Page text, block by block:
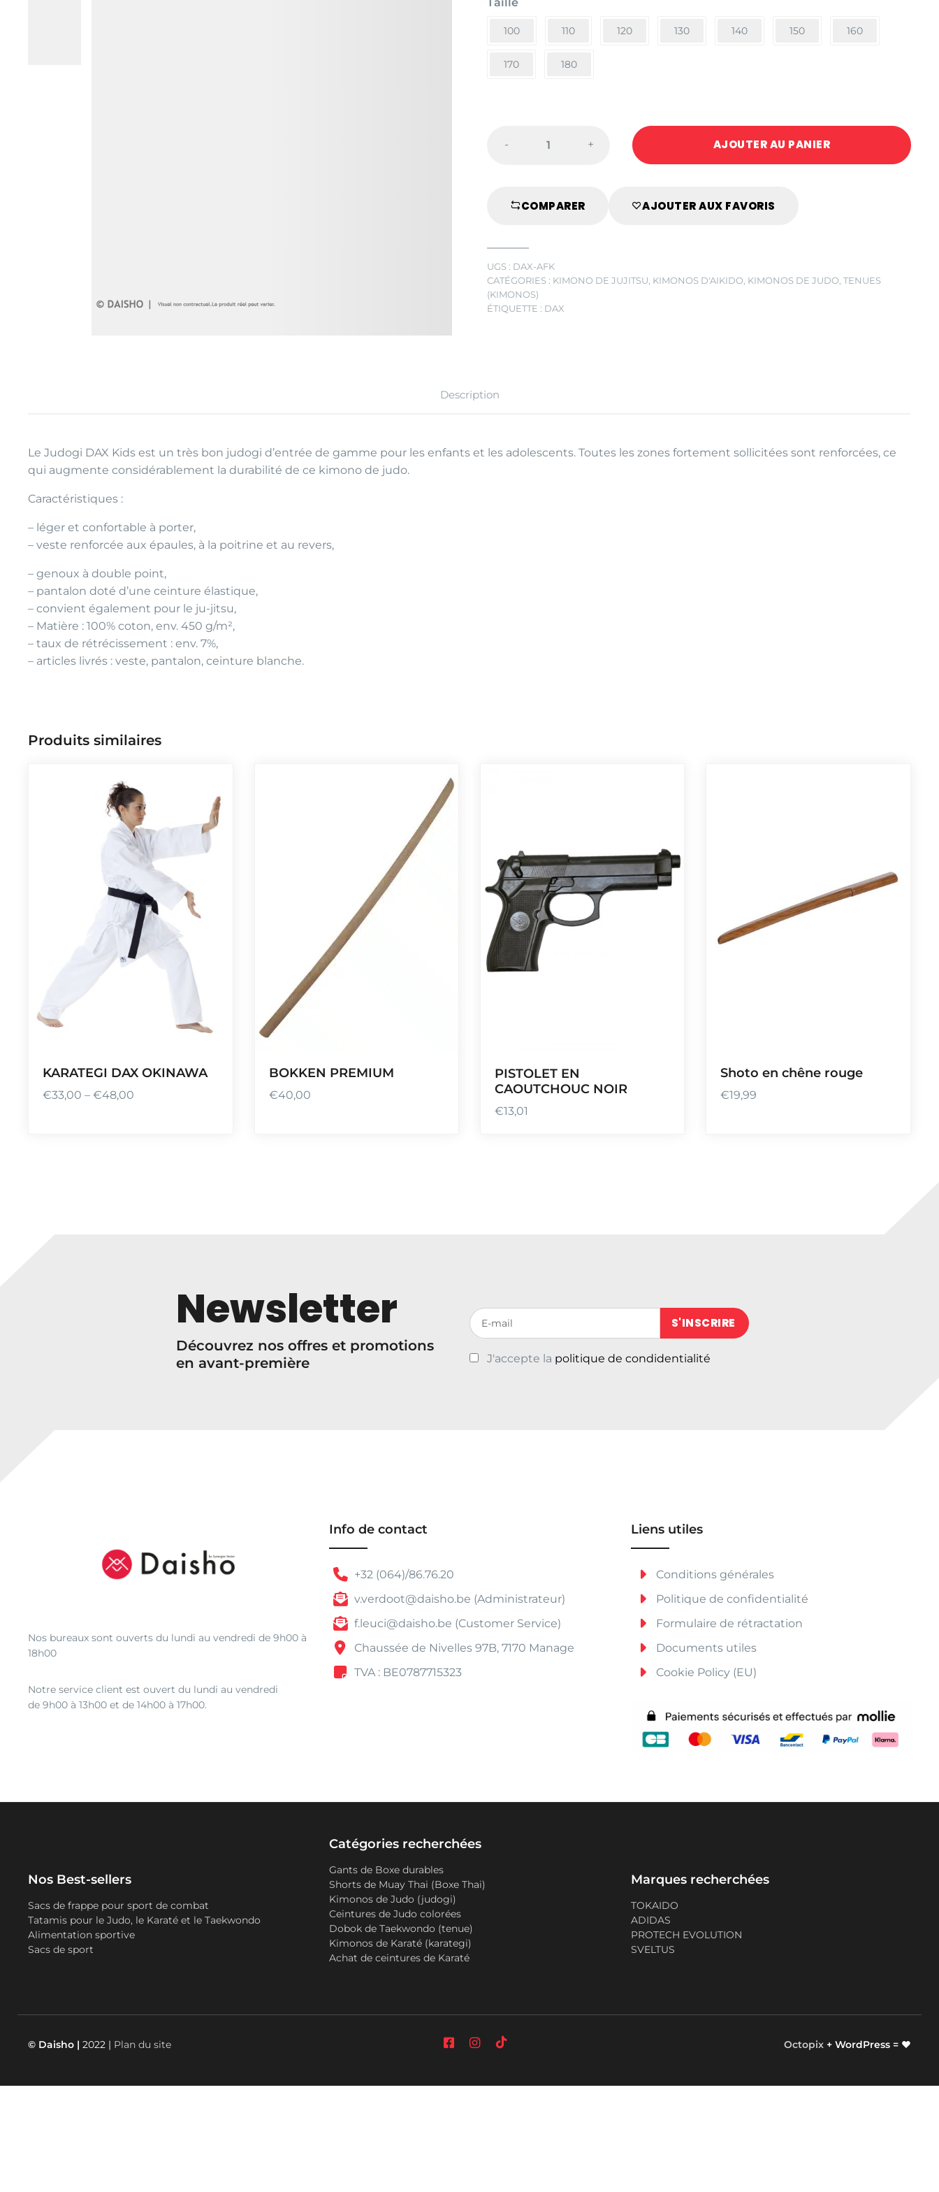
100 110 120 130 140 150 160
170 180
JUDOGI
BLANC
- + AJOUTER AU PANIER
COMPARER AJOUTER AUX FAVORIS
UGS : DAX-AFK
CATÉGORIES : KIMONO DE JUJITSU KIMONOS D'AIKIDO KIMONOS DE JUDO ,TENUES
(KIMONOS)
ÉTIQUETTE : DAX
Description
Le Judogi DAX Kids est un très bon judogi d’entrée de gamme pour les enfants et les adolescents. Toutes les zones fortement sollicitées sont renforcées, ce
qui augmente considérablement la durabilité de ce kimono de judo.
Caractéristiques :
– léger et confortable à porter,
– veste renforcée aux épaules, à la poitrine et au revers,
– genoux à double point,
– pantalon doté d’une ceinture élastique,
– convient également pour le ju-jitsu,
– Matière : 100% coton, env. 450 g/m²,
– taux de rétrécissement : env. 7%,
– articles livrés : veste, pantalon, ceinture blanche.
Produits similaires
KARATEGI DAX OKINAWA
€33,00 –€48,00
P
BOKKEN PREMIUM
€40,00
PISTOLET EN
CAOUTCHOUC NOIR
€13,01
Shoto en chêne rouge
€19,99
Newsletter
Découvrez nos offres et promotions
en avant-première
Votre adresse de messagerie (obligatoire)
J'accepte la politique de condidentialité
Nos bureaux sont ouverts du lundi au vendredi de 9h00 à
18h00
Notre service client est ouvert du lundi au vendredi
de 9h00 à 13h00 et de 14h00 à 17h00.
Info de contact
+32 (064)/86.76.20
v.verdoot@daisho.be (Administrateur)
f.leuci@daisho.be (Customer Service)
Chaussée de Nivelles 97B, 7170 Manage
TVA : BE0787715323
Liens utiles
Conditions générales
Politique de confidentialité
Formulaire de rétractation
Documents utiles
Cookie Policy (EU)
Nos Best-sellers
Sacs de frappe pour sport de combat
Tatamis pour le Judo, le Karaté et le Taekwondo
Alimentation sportive
Sacs de sport
Catégories recherchées
Gants de Boxe durables
Shorts de Muay Thai (Boxe Thai)
Kimonos de Judo (judogi)
Ceintures de Judo colorées
Dobok de Taekwondo (tenue)
Kimonos de Karaté (karategi)
Achat de ceintures de Karaté
Marques recherchées
TOKAIDO
ADIDAS
PROTECH EVOLUTION
SVELTUS
© Daisho | 2022 | Plan du site Octopix+ WordPress = ❤